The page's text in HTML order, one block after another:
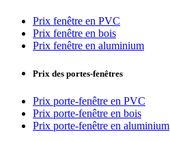
Prix fenêtre en PVC
Prix fenêtre en bois
Prix fenêtre en aluminium
Prix des portes-fenêtres
Prix porte-fenêtre en PVC
Prix porte-fenêtre en bois
Prix porte-fenêtre en aluminium